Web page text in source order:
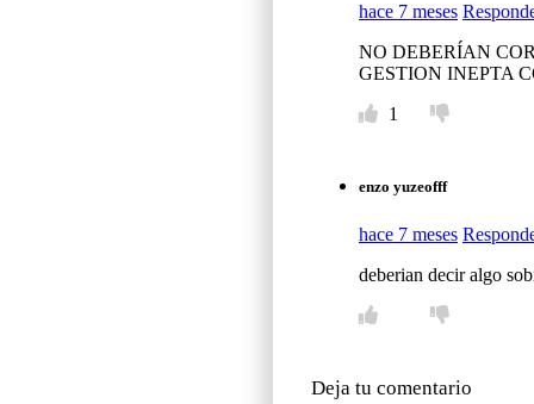
hace 7 meses
NO DEBERÍAN
GESTION INEPTA
1
enzo yuzeofff
hace 7 meses
deberian decir algo
Deja tu comentario